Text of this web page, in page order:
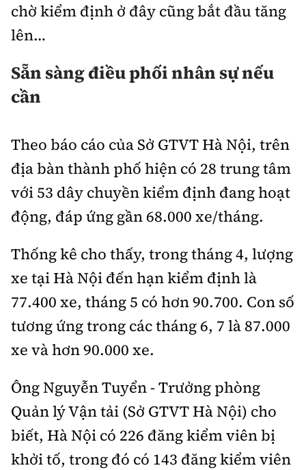
chờ kiểm định ở đây cũng bắt đầu tăng
lên…
Sẵn sàng điều phối nhân sự nếu
cần
Theo báo cáo của Sở GTVT Hà Nội, trên
địa bàn thành phố hiện có 28 trung tâm
với 53 dây chuyền kiểm định đang hoạt
động, đáp ứng gần 68.000 xe/tháng.
Thống kê cho thấy, trong tháng 4, lượng
xe tại Hà Nội đến hạn kiểm định là
77.400 xe, tháng 5 có hơn 90.700. Con số
tương ứng trong các tháng 6, 7 là 87.000
xe và hơn 90.000 xe.
Ông Nguyễn Tuyển - Trưởng phòng
Quản lý Vận tải (Sở GTVT Hà Nội) cho
biết, Hà Nội có 226 đăng kiểm viên bị
khởi tố, trong đó có 143 đăng kiểm viên